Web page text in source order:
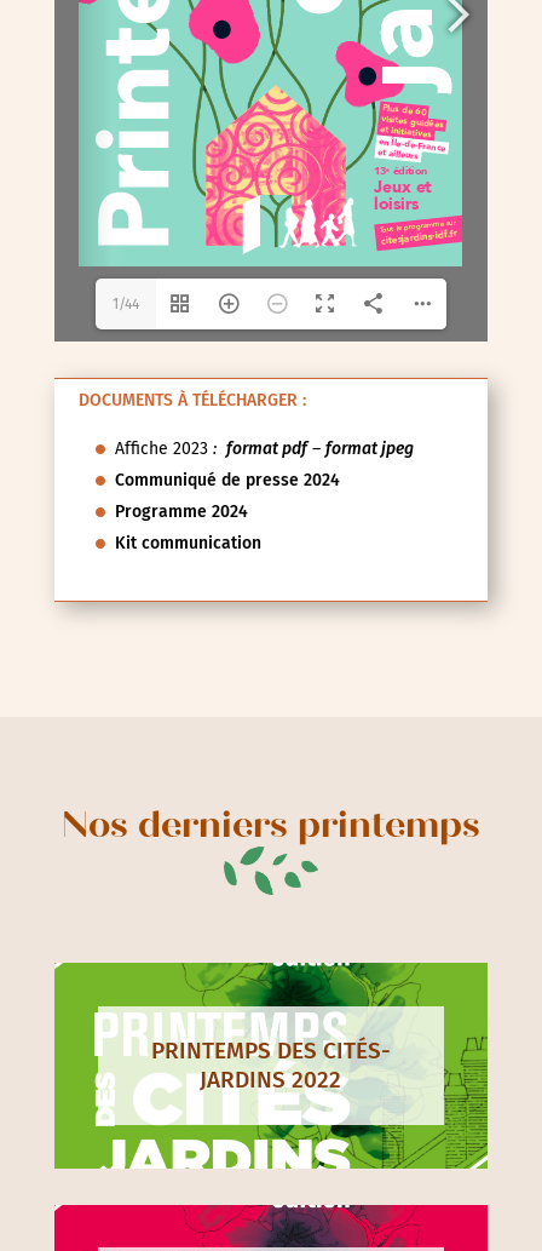
1/44
DOCUMENTS À TÉLÉCHARGER :
Affiche 2023: format pdf– format jpeg
Communiqué de presse 2024
Programme 2024
Kit communication
Nos derniers printemps
PRINTEMPS DES CITÉS-
JARDINS 2022